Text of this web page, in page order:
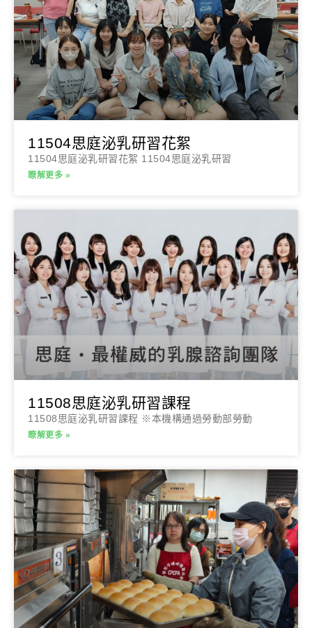
11504思庭泌乳研習花絮
11504思庭泌乳研習花絮 11504思庭泌乳研習
瞭解更多 »
11508思庭泌乳研習課程
11508思庭泌乳研習課程 ※本機構通過勞動部勞動
瞭解更多 »